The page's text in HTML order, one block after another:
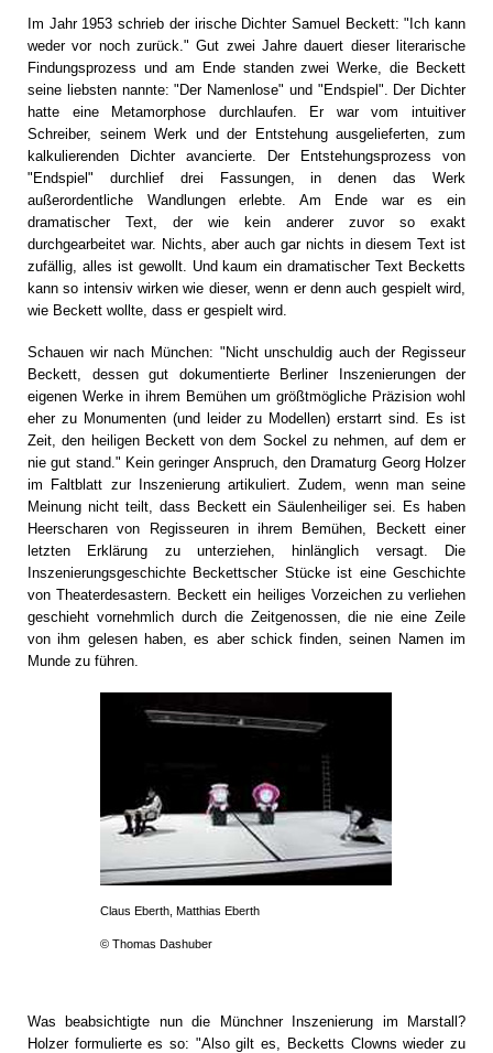
Im Jahr 1953 schrieb der irische Dichter Samuel Beckett: "Ich kann
weder vor noch zurück." Gut zwei Jahre dauert dieser literarische
Findungsprozess und am Ende standen zwei Werke, die Beckett
seine liebsten nannte: "Der Namenlose" und "Endspiel". Der Dichter
hatte eine Metamorphose durchlaufen. Er war vom intuitiver
Schreiber, seinem Werk und der Entstehung ausgelieferten, zum
kalkulierenden Dichter avancierte. Der Entstehungsprozess von
"Endspiel" durchlief drei Fassungen, in denen das Werk
außerordentliche Wandlungen erlebte. Am Ende war es ein
dramatischer Text, der wie kein anderer zuvor so exakt
durchgearbeitet war. Nichts, aber auch gar nichts in diesem Text ist
zufällig, alles ist gewollt. Und kaum ein dramatischer Text Becketts
kann so intensiv wirken wie dieser, wenn er denn auch gespielt wird,
wie Beckett wollte, dass er gespielt wird.
Schauen wir nach München: "Nicht unschuldig auch der Regisseur
Beckett, dessen gut dokumentierte Berliner Inszenierungen der
eigenen Werke in ihrem Bemühen um größtmögliche Präzision wohl
eher zu Monumenten (und leider zu Modellen) erstarrt sind. Es ist
Zeit, den heiligen Beckett von dem Sockel zu nehmen, auf dem er
nie gut stand." Kein geringer Anspruch, den Dramaturg Georg Holzer
im Faltblatt zur Inszenierung artikuliert. Zudem, wenn man seine
Meinung nicht teilt, dass Beckett ein Säulenheiliger sei. Es haben
Heerscharen von Regisseuren in ihrem Bemühen, Beckett einer
letzten Erklärung zu unterziehen, hinlänglich versagt. Die
Inszenierungsgeschichte Beckettscher Stücke ist eine Geschichte
von Theaterdesastern. Beckett ein heiliges Vorzeichen zu verliehen
geschieht vornehmlich durch die Zeitgenossen, die nie eine Zeile
von ihm gelesen haben, es aber schick finden, seinen Namen im
Munde zu führen.
Claus Eberth, Matthias Eberth
© Thomas Dashuber
Was beabsichtigte nun die Münchner Inszenierung im Marstall?
Holzer formulierte es so: "Also gilt es, Becketts Clowns wieder zu